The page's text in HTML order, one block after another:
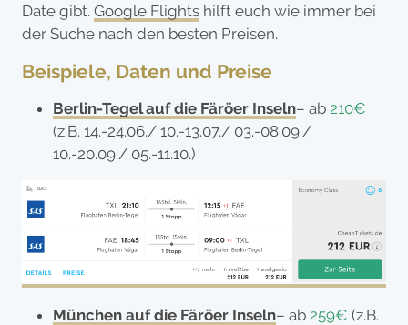
Date gibt. Google Flights hilft euch wie immer bei
der Suche nach den besten Preisen.
Beispiele, Daten und Preise
Berlin-Tegel auf die Färöer Inseln– ab 210€
(z.B. 14.-24.06./ 10.-13.07./ 03.-08.09./
10.-20.09./ 05.-11.10.)
München auf die Färöer Inseln– ab 259€ (z.B.